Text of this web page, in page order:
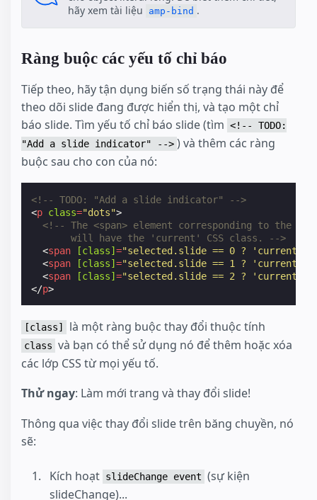
hãy xem tài liệu
amp-bind .
Ràng buộc các yếu tố chỉ báo
Tiếp theo, hãy tận dụng biến số trạng thái này để
theo dõi slide đang được hiển thị, và tạo một chỉ
báo slide. Tìm yếu tố chỉ báo slide (tìm <!-- TODO:
"Add a slide indicator" --> ) và thêm các ràng
buộc sau cho con của nó:
<!-- TODO: "Add a slide indicator" -->
<p class="dots">
<!-- The <span> element corresponding to the
       will have the 'current' CSS class. -->
<span [class]="selected.slide == 0 ? 'current'
<span [class]="selected.slide == 1 ? 'current'
<span [class]="selected.slide == 2 ? 'current'
</p>
[class] là một ràng buộc thay đổi thuộc tính
class và bạn có thể sử dụng nó để thêm hoặc xóa
các lớp CSS từ mọi yếu tố.
Thử ngay: Làm mới trang và thay đổi slide!
Thông qua việc thay đổi slide trên băng chuyền, nó
sẽ:
Kích hoạt slideChange event (sự kiện
slideChange)...